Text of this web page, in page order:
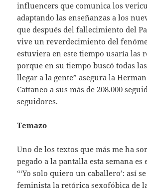
influencers que comunica los
adaptando las enseñanzas a los
que después del fallecimiento del
vive un reverdecimiento del
estuviera en este tiempo usaría las
porque en su tiempo buscó todas
llegar a la gente” asegura la
Cattaneo a sus más de 208.000
seguidores.
Temazo
Uno de los textos que más me ha
pegado a la pantalla esta semana es
“‘Yo solo quiero un caballero’: así
feminista la retórica sexofóbica de